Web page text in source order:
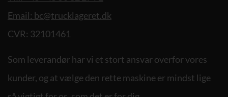
Email: bc@trucklageret.dk
CVR: 32101461
Som leverandør har vi et stort ansvar overfor vores
kunder, og at vælge den rette maskine er mindst lige